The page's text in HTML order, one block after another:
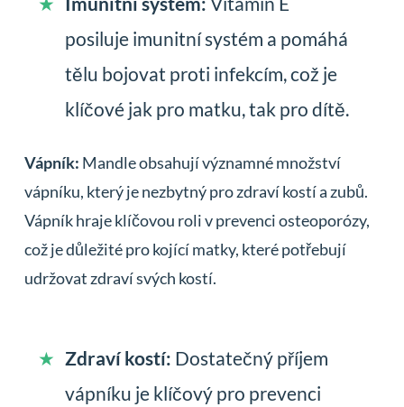
posiluje imunitní systém a pomáhá
tělu bojovat proti infekcím, což je
klíčové jak pro matku, tak pro dítě.
Vápník: Mandle obsahují významné množství
vápníku, který je nezbytný pro zdraví kostí a zubů.
Vápník hraje klíčovou roli v prevenci osteoporózy,
což je důležité pro kojící matky, které potřebují
udržovat zdraví svých kostí.
Zdraví kostí: Dostatečný příjem
vápníku je klíčový pro prevenci